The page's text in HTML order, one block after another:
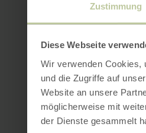
Zustimmung
Diese Webseite
Wir verwenden Cookies,
und die Zugriffe auf
Website an unsere
möglicherweise mit
der Dienste gesammelt